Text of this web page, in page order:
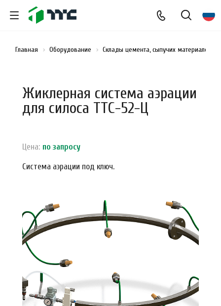
Главная Оборудование Склады цемента, сыпучих материалов и
Жиклерная система аэрации
для силоса ТТС-52-Ц
Цена: по запросу
Система аэрации под ключ.